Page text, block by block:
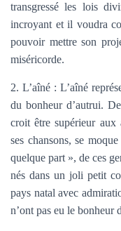
transgressé les lois
incroyant et il voudra
pouvoir mettre son
miséricorde.
2. L’aîné : L’aîné
du bonheur d’autrui.
croit être supérieur aux
ses chansons, se
quelque part », de ces
nés dans un joli petit
pays natal avec
n’ont pas eu le bonheur